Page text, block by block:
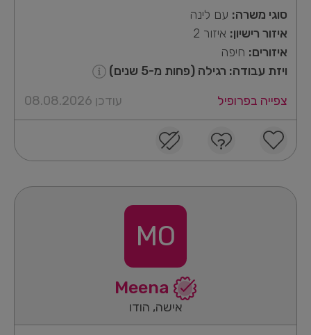
סוגי משרה: עם לינה
איזור רישיון: איזור 2
איזורים: חיפה
ויזת עבודה: רגילה (פחות מ-5 שנים)
צפייה בפרופיל
עודכן 08.08.2026
MO
אישה, הודו